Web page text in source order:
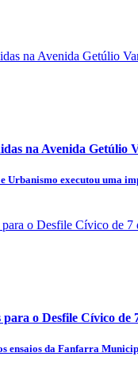
na Avenida Getúlio
Urbanismo executou uma
o Desfile Cívico de
ensaios da Fanfarra